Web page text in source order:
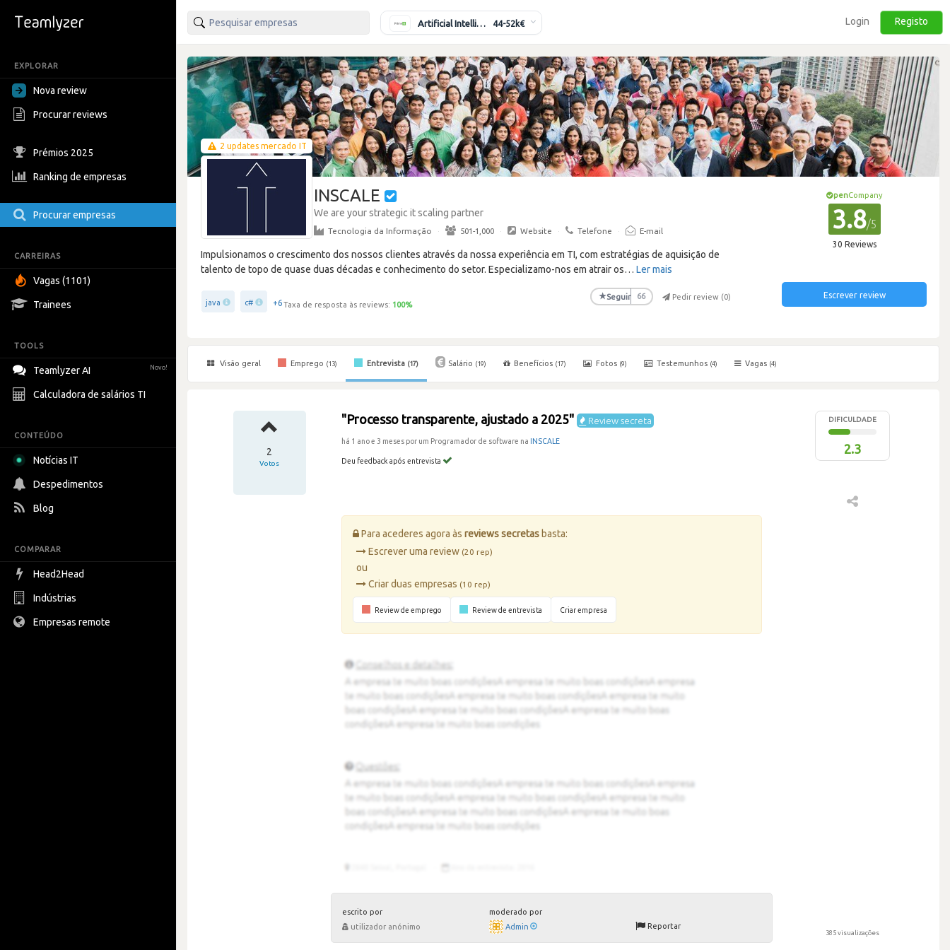
EXPLORAR
Nova review
Procurar reviews
Prémios 2025
Ranking de empresas
Procurar empresas
CARREIRAS
Vagas (1101)
Trainees
TOOLS
Teamlyzer AI Novo!
Calculadora de salários TI
CONTEÚDO
Notícias IT
Despedimentos
Blog
COMPARAR
Head2Head
Indústrias
Empresas remote
Artificial Intelligence Engineer 44-52k€ Login Registo
2 updates mercado IT
INSCALE
We are your strategic it scaling partner
Tecnologia da Informação · 501-1,000 · Website · Telefone · E-mail
Impulsionamos o crescimento dos nossos clientes através da nossa experiência em TI, com estratégias de aquisição de
talento de topo de quase duas décadas e conhecimento do setor. Especializamo-nos em atrair os… Ler mais
java c# +6Taxa de resposta às reviews: 100%
★Seguir 66 Pedir review (0)
penCompany
3.8/5
30 Reviews
Escrever review
Visão geral Emprego (13) Entrevista (17) Salário (19) Benefícios (17) Fotos (9) Testemunhos (4) Vagas (4)
2
Votos
"Processo transparente, ajustado a 2025" Review secreta
há 1 ano e 3 meses por um Programador de software na INSCALE
Deu feedback após entrevista
DIFICULDADE
2.3
Para acederes agora àsreviews secretas basta:
Escrever uma review(20 rep)
ou
Criar duas empresas(10 rep)
Review de emprego Review de entrevista Criar empresa
escrito por
utilizador anónimo
moderado por
Admin
Reportar
385 visualizações